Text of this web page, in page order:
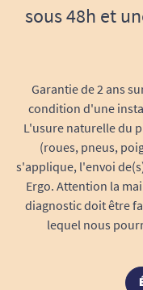
sous 48h et
Garantie de 2 ans
condition d'une
L'usure naturelle du
(roues, pneus,
s'applique, l'envoi
Ergo. Attention la
diagnostic doit être
lequel nous